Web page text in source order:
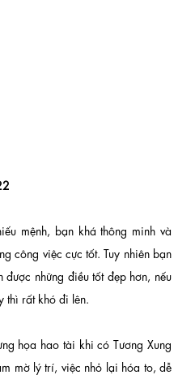
mệnh, bạn khá thông minh và
công việc cực tốt. Tuy nhiên bạn
những điều tốt đẹp hơn, nếu
thì rất khó đi lên.
họa hao tài khi có Tương Xung
mờ lý trí, việc nhỏ lại hóa to, dễ